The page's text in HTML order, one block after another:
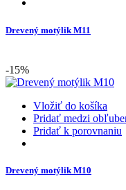
Drevený motýlik M11
-15%
Vložiť do košíka
Pridať medzi
Pridať k porovnaniu
Drevený motýlik M10